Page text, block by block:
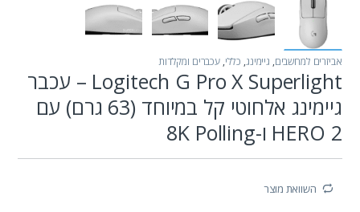
אביזרים למחשבים, גיימינג, כללי, עכברים ומקלדות
Logitech G Pro X Superlight – עכבר
גיימינג אלחוטי קל במיוחד (63 גרם) עם
HERO 2 ו-8K Polling
השוואת מוצר